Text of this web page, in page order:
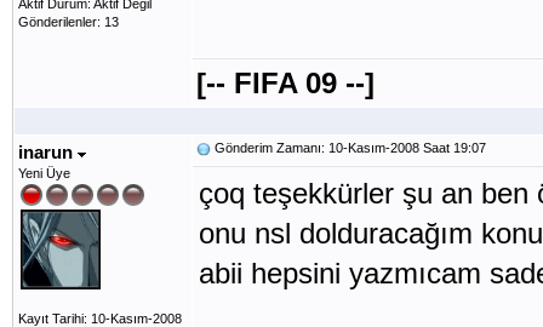
Aktif Durum: Aktif Değil
Gönderilenler: 13
[-- FIFA 09 --]
inarun
Yeni Üye
Kayıt Tarihi: 10-Kasım-2008
Gönderim Zamanı: 10-Kasım-2008 Saat 19:07
çoq teşekkürler şu an ben
onu nsl dolduracağım
abii hepsini yazmıcam